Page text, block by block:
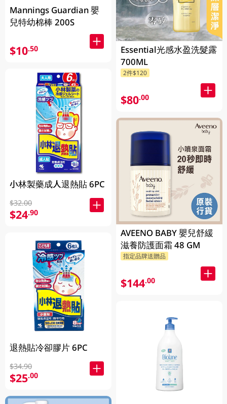
Mannings Guardian 嬰
兒特幼棉棒 200S
$10.50
小林製藥成人退熱貼 6PC
$32.00
$24.90
退熱貼冷卻膠片 6PC
$34.90
$25.00
Essential光感水盈洗髮露
700ML
2件$120
$80.00
AVEENO BABY 嬰兒舒緩
滋養防護面霜 48 GM
指定品牌送贈品
$144.00